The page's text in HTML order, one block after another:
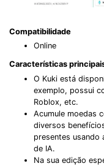
Compatibilidade
Online
Características
O Kuki está
exemplo, possui
Roblox, etc.
Acumule moedas
diversos
presentes usando
de IA.
Na sua edição